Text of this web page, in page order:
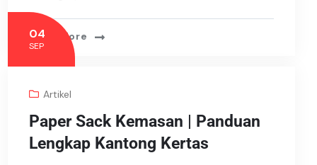
Read More
04
SEP
Artikel
Paper Sack Kemasan | Panduan
Lengkap Kantong Kertas